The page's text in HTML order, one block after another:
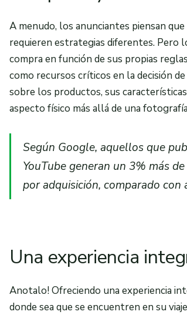
A menudo, los anunciantes piensan
requieren estrategias diferentes. Pero
compra en función de sus propias
como recursos críticos en la decisión
sobre los productos, sus
aspecto físico más allá de una
Según Google, aquellos que
YouTube generan un 3% más
por adquisición, comparado
Una experiencia
Anotalo! Ofreciendo una experiencia
donde sea que se encuentren en su